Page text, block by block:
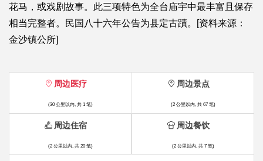
花马，或戏剧故事。此三项特色为全台庙宇中最丰富且保存
相当完整者。民国八十六年公告为县定古蹟。[资料来源：
金沙镇公所]
周边医疗
(30 公里以内, 共 1 笔)
周边景点
(2 公里以内, 共 67 笔)
周边住宿
(2 公里以内, 共 20 笔)
周边餐饮
(2 公里以内, 共 7 笔)